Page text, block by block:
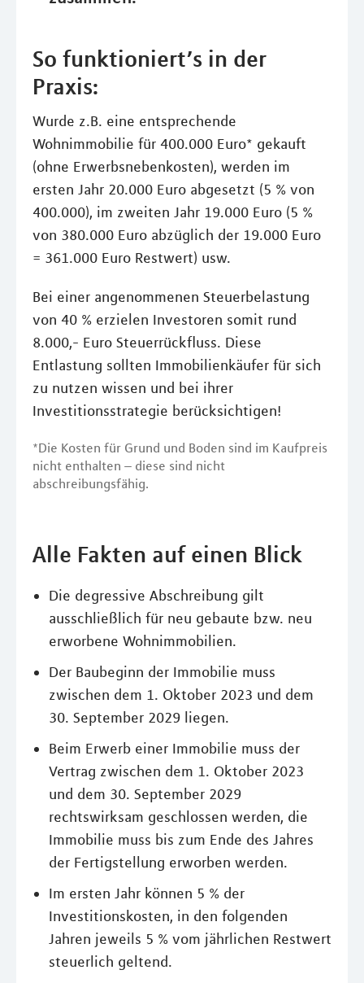
So funktioniert’s in der
Praxis:
Wurde z.B. eine entsprechende
Wohnimmobilie für 400.000 Euro* gekauft
(ohne Erwerbsnebenkosten), werden im
ersten Jahr 20.000 Euro abgesetzt (5 % von
400.000), im zweiten Jahr 19.000 Euro (5 %
von 380.000 Euro abzüglich der 19.000 Euro
= 361.000 Euro Restwert) usw.
Bei einer angenommenen Steuerbelastung
von 40 % erzielen Investoren somit rund
8.000,- Euro Steuerrückfluss. Diese
Entlastung sollten Immobilienkäufer für sich
zu nutzen wissen und bei ihrer
Investitionsstrategie berücksichtigen!
*Die Kosten für Grund und Boden sind im Kaufpreis
nicht enthalten – diese sind nicht
abschreibungsfähig.
Alle Fakten auf einen Blick
Die degressive Abschreibung gilt
ausschließlich für neu gebaute bzw. neu
erworbene Wohnimmobilien.
Der Baubeginn der Immobilie muss
zwischen dem 1. Oktober 2023 und dem
30. September 2029 liegen.
Beim Erwerb einer Immobilie muss der
Vertrag zwischen dem 1. Oktober 2023
und dem 30. September 2029
rechtswirksam geschlossen werden, die
Immobilie muss bis zum Ende des Jahres
der Fertigstellung erworben werden.
Im ersten Jahr können 5 % der
Investitionskosten, in den folgenden
Jahren jeweils 5 % vom jährlichen Restwert
steuerlich geltend.